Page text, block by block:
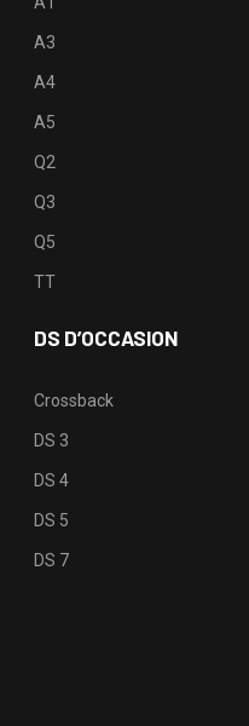
A3
A4
A5
Q2
Q3
Q5
TT
DS D’OCCASION
Crossback
DS 3
DS 4
DS 5
DS 7